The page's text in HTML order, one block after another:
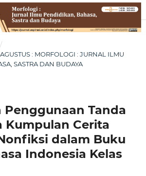
/
: MORFOLOGI : JURNAL ILMU
SASTRA DAN BUDAYA
Penggunaan Tanda
Kumpulan Cerita
dalam Buku
Indonesia Kelas